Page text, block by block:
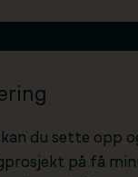
kan du sette opp
på få